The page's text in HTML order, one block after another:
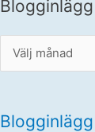
Blogginlägg
l
g